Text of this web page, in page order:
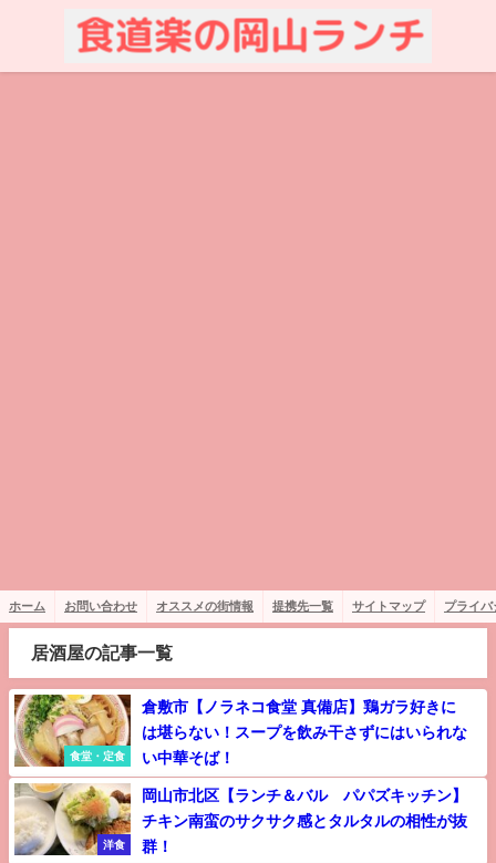
ホーム お問い合わせ オススメの街情報 提携先一覧 サイトマップ プライ
居酒屋の記事一覧
食堂・定食
倉敷市【ノラネコ食堂 真備店】鶏ガラ好きに
は堪らない！スープを飲み干さずにはいられな
い中華そば！
洋食
岡山市北区【ランチ＆バル パパズキッチン】
チキン南蛮のサクサク感とタルタルの相性が抜
群！